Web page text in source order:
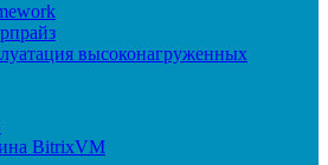
высоконагруженных
BitrixVM